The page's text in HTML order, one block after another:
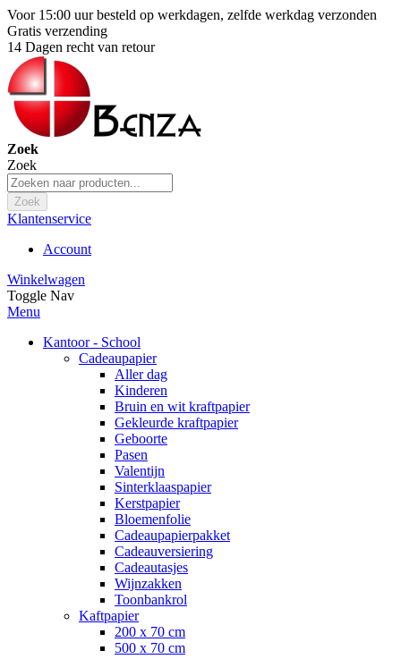
Voor 15:00 uur besteld op werkdagen, zelfde werkdag verzonden
Gratis verzending
14 Dagen recht van retour
Zoek
Zoek
Zoek
Klantenservice
Account
Winkelwagen
Toggle Nav
Menu
Kantoor - School
Cadeaupapier
Aller dag
Kinderen
Bruin en wit kraftpapier
Gekleurde kraftpapier
Geboorte
Pasen
Valentijn
Sinterklaaspapier
Kerstpapier
Bloemenfolie
Cadeaupapierpakket
Cadeauversiering
Cadeautasjes
Wijnzakken
Toonbankrol
Kaftpapier
200 x 70 cm
500 x 70 cm